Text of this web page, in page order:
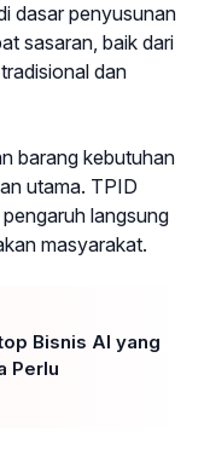
dasar penyusunan
sasaran, baik dari
dan
barang kebutuhan
utama. TPID
langsung
masyarakat.
Bisnis AI yang
Perlu